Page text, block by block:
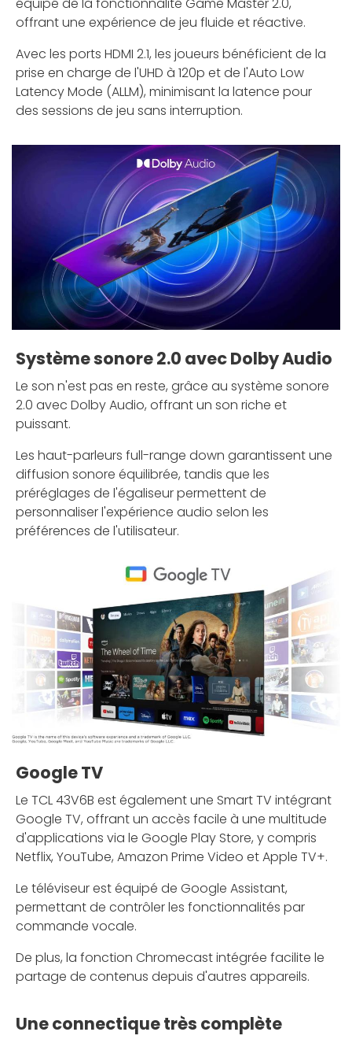
offrant une expérience de jeu fluide et réactive.
Avec les ports HDMI 2.1, les joueurs bénéficient de la
prise en charge de l'UHD à 120p et de l'Auto Low
Latency Mode (ALLM), minimisant la latence pour
des sessions de jeu sans interruption.
Système sonore 2.0 avec Dolby Audio
Le son n'est pas en reste, grâce au système sonore
2.0 avec Dolby Audio, offrant un son riche et
puissant.
Les haut-parleurs full-range down garantissent une
diffusion sonore équilibrée, tandis que les
préréglages de l'égaliseur permettent de
personnaliser l'expérience audio selon les
préférences de l'utilisateur.
Google TV
Le TCL 43V6B est également une Smart TV intégrant
Google TV, offrant un accès facile à une multitude
d'applications via le Google Play Store, y compris
Netflix, YouTube, Amazon Prime Video et Apple TV+.
Le téléviseur est équipé de Google Assistant,
permettant de contrôler les fonctionnalités par
commande vocale.
De plus, la fonction Chromecast intégrée facilite le
partage de contenus depuis d'autres appareils.
Une connectique très complète